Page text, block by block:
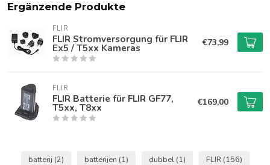
Ergänzende Produkte
FLIR
FLIR Stromversorgung für FLIR
Ex5 / T5xx Kameras €73,99
FLIR
FLIR Batterie für FLIR GF77,
T5xx, T8xx €169,00
batterij (2) batterijen (1) dubbel (1) FLIR (156)